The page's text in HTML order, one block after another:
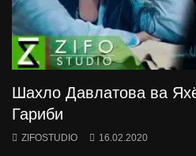
Шахло Давлатова ва
Гариби
ZIFOSTUDIO 16.02.2020